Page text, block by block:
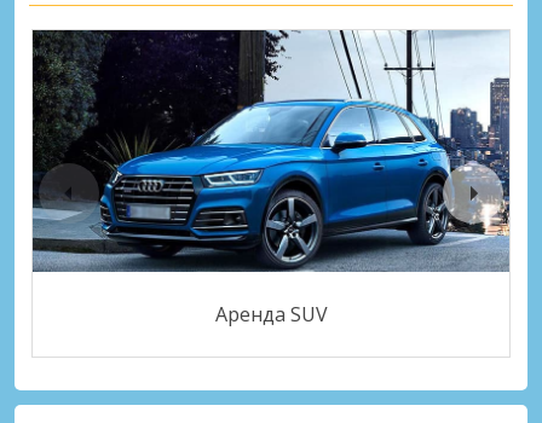
Аренда SUV